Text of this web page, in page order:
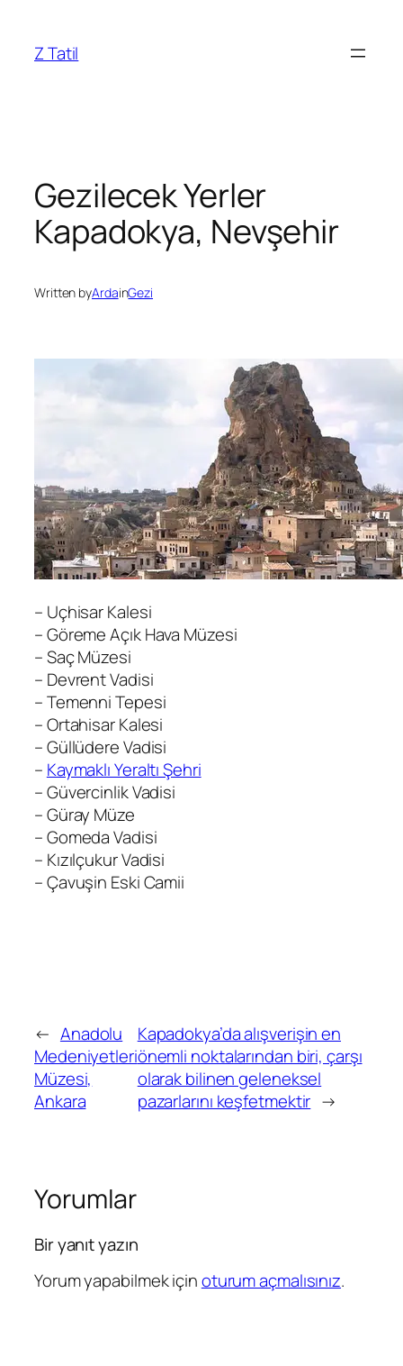
Z Tatil
Gezilecek Yerler
Kapadokya, Nevşehir
Written byArdainGezi
– Uçhisar Kalesi
– Göreme Açık Hava Müzesi
– Saç Müzesi
– Devrent Vadisi
– Temenni Tepesi
– Ortahisar Kalesi
– Güllüdere Vadisi
– Kaymaklı Yeraltı Şehri
– Güvercinlik Vadisi
– Güray Müze
– Gomeda Vadisi
– Kızılçukur Vadisi
– Çavuşin Eski Camii
← Anadolu
Medeniyetleri
Müzesi,
Ankara
Kapadokya’da alışverişin en
önemli noktalarından biri, çarşı
olarak bilinen geleneksel
pazarlarını keşfetmektir →
Yorumlar
Bir yanıt yazın
Yorum yapabilmek içinoturum açmalısınız.